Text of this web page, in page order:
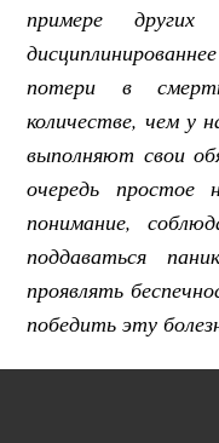
примере
потери в
количестве, чем у
выполняют свои
очередь простое
понимание,
поддаваться
проявлять
победить эту